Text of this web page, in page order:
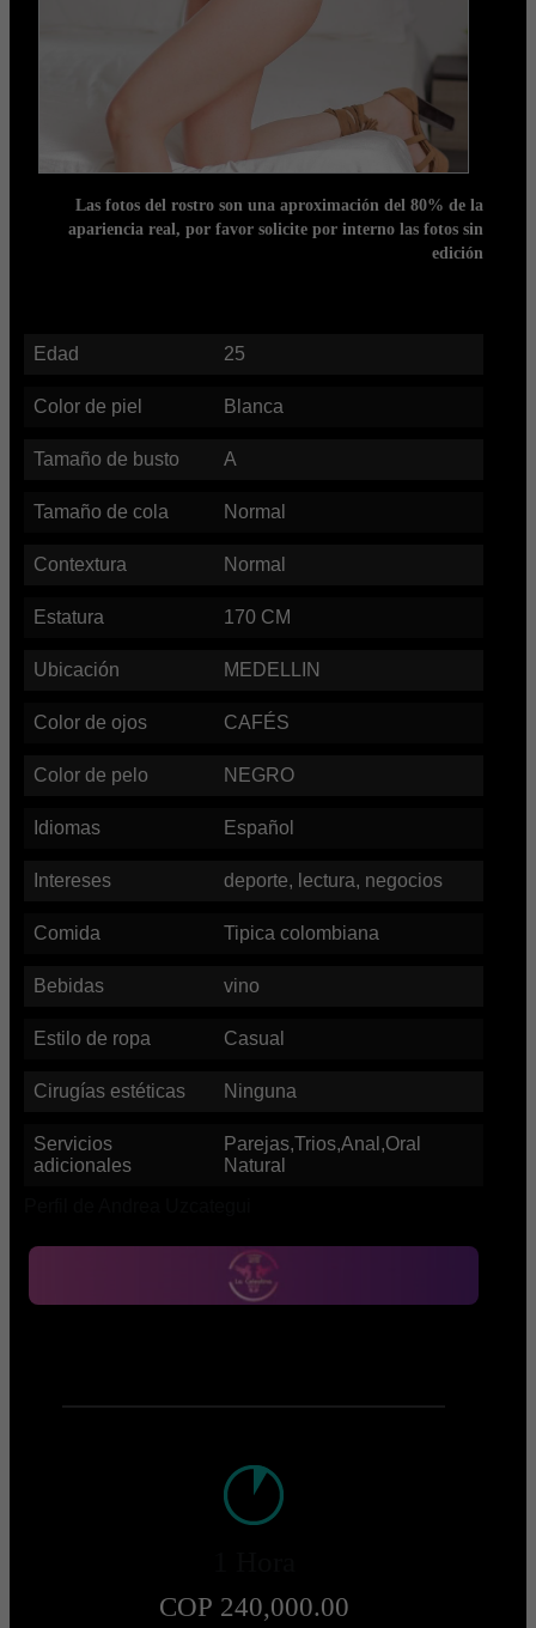
Las fotos del rostro son una aproximación del 80% de la
apariencia real, por favor solicite por interno las fotos sin
edición
Edad 25
Color de piel Blanca
Tamaño de busto A
Tamaño de cola Normal
Contextura Normal
Estatura 170 CM
Ubicación MEDELLIN
Color de ojos CAFÉS
Color de pelo NEGRO
Idiomas Español
Intereses deporte, lectura, negocios
Comida Tipica colombiana
Bebidas vino
Estilo de ropa Casual
Cirugías estéticas Ninguna
Servicios
adicionales
Parejas,Trios,Anal,Oral
Natural
COP 240,000.00